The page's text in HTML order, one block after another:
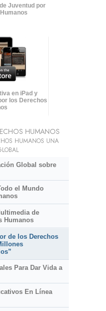
Juventud por
en iPad y
los Derechos
HUMANOS
HUMANOS UNA
Global sobre
el Mundo
de
Humanos
de los Derechos
Para Dar Vida a
En Línea